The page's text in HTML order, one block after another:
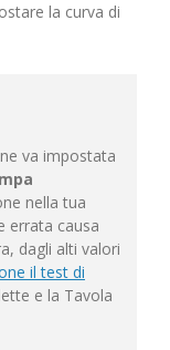
la curva di
va impostata
nella tua
errata causa
dagli alti valori
il test di
e la Tavola